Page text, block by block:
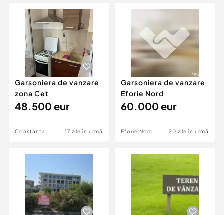
Servicii
Animale de companie
Afaceri și echipamente profesionale
Inchiriere Bunuri si Vehicule
Utilaje agricole si industriale
Piese auto si accesorii
Dacia Duster
Garsoniera de vanzare
zona Cet
48.500 eur
Constanta 17 zile în urmă
Garsoniera de vanzare
Eforie Nord
60.000 eur
Eforie Nord 20 zile în urmă